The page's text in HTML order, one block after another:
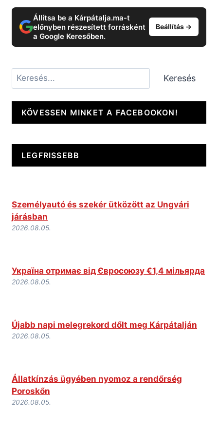
Állítsa be a Kárpátalja.ma-t
előnyben részesített forrásként
a Google Keresőben.
Beállítás →
Keresés Keresés
KÖVESSEN MINKET A FACEBOOKON!
LEGFRISSEBB
Személyautó és szekér ütközött az Ungvári
járásban
2026.08.05.
Україна отримає від Євросоюзу €1,4 мільярда
2026.08.05.
Újabb napi melegrekord dőlt meg Kárpátalján
2026.08.05.
Állatkínzás ügyében nyomoz a rendőrség
Poroskőn
2026.08.05.